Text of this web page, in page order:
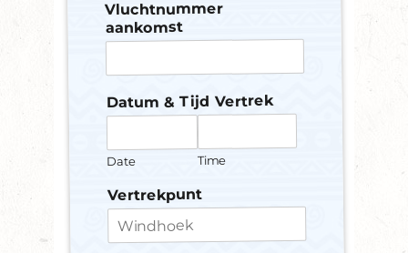
Vluchtnummer
aankomst
Datum & Tijd Vertrek
Date Time
Vertrekpunt